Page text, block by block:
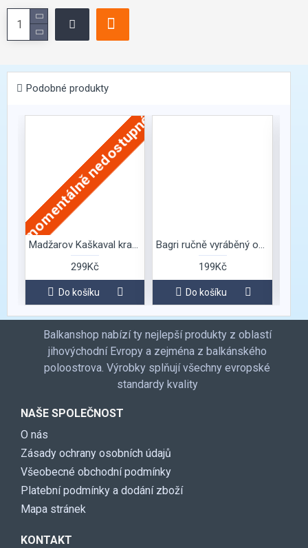
Podobné produkty
momentálně nedostupné
Madžarov Kaškaval kravský Zlatá série
299Kč
Do košíku
Bagri ručně vyráběný ovčí žlutý kaškaval
199Kč
Do košíku
Balkanshop nabízí ty nejlepší produkty z oblastí
jihovýchodní Evropy a zejména z balkánského
poloostrova. Výrobky splňují všechny evropské
standardy kvality
NAŠE SPOLEČNOST
O nás
Zásady ochrany osobních údajů
Všeobecné obchodní podmínky
Platební podmínky a dodání zboží
Mapa stránek
KONTAKT